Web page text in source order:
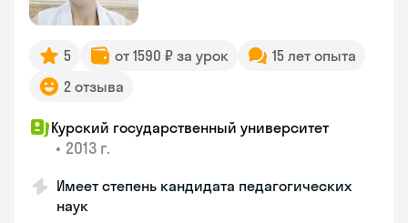
5 от 1590 ₽ за урок
15 лет опыта
2 отзыва
Курский государственный университет
• 2013 г.
Имеет степень кандидата педагогических
наук